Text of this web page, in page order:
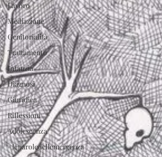
Lavoro
Mediazione
Genitorialità
Trattamento
Infanzia
Diagnosi
Giuridica
Riflessioni
Adolescenza
#leparoledellemergenza